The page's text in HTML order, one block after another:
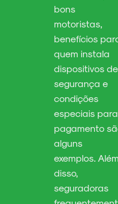
bons
motoristas,
benefícios
quem instala
dispositivos de
segurança e
condições
especiais para
pagamento
alguns
exemplos. Além
disso,
seguradoras